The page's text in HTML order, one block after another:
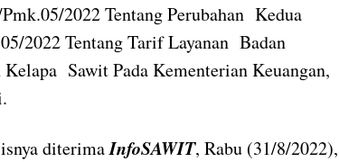
2022 Tentang Perubahan Kedua
2022 Tentang Tarif Layanan Badan
Sawit Pada Kementerian Keuangan,
diterimaInfoSAWIT, Rabu (31/8/2022),